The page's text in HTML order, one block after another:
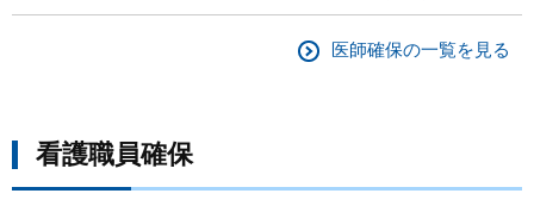
医師確保の一覧を見る
看護職員確保